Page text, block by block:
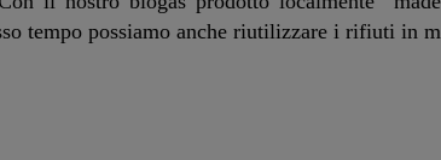
tempo possiamo anche riutilizzare i rifiuti in